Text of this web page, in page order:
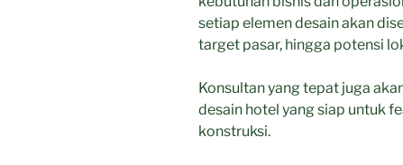
setiap elemen desain akan
target pasar, hingga potensi
Konsultan yang tepat juga
desain hotel yang siap untuk
konstruksi.